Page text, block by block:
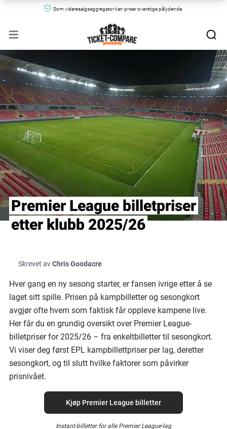
Som videresalgsaggregator kan priser overstige pålydende.
Premier League billetpriser
etter klubb 2025/26
Skrevet avChris Goodacre
Hver gang en ny sesong starter, er fansen ivrige etter å se
laget sitt spille. Prisen på kampbilletter og sesongkort
avgjør ofte hvem som faktisk får oppleve kampene live.
Her får du en grundig oversikt over Premier League-
billetpriser for 2025/26 – fra enkeltbilletter til sesongkort.
Vi viser deg først EPL kampbillettpriser per lag, deretter
sesongkort, og til slutt hvilke faktorer som påvirker
prisnivået.
Kjøp Premier League billetter
Instant-billetter for alle Premier League-lag